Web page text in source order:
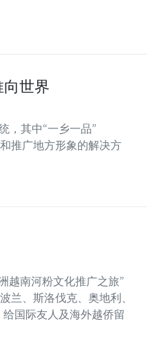
向世界
，其中“一乡一品”
推广地方形象的解决方
越南河粉文化推广之旅”
兰、斯洛伐克、奥地利、
国际友人及海外越侨留